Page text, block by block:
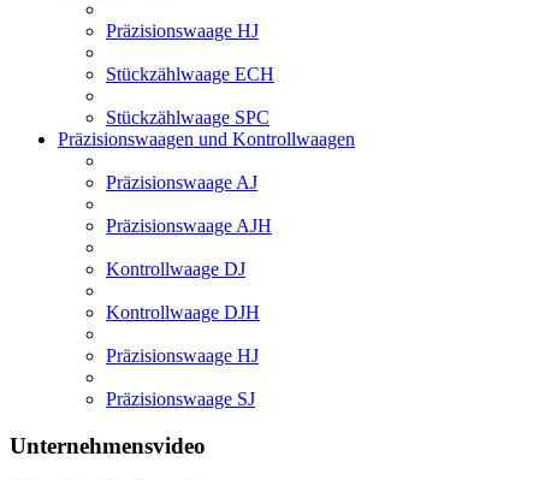
Präzisionswaage HJ
Stückzählwaage ECH
Stückzählwaage SPC
Präzisionswaagen und Kontrollwaagen
Präzisionswaage AJ
Präzisionswaage AJH
Kontrollwaage DJ
Kontrollwaage DJH
Präzisionswaage HJ
Präzisionswaage SJ
Unternehmensvideo